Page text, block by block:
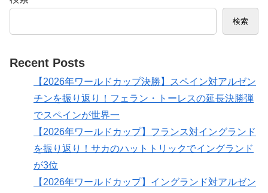
検索
Recent Posts
【2026年ワールドカップ決勝】スペイン対アルゼン
チンを振り返り！フェラン・トーレスの延長決勝弾
でスペインが世界一
【2026年ワールドカップ】フランス対イングランド
を振り返り！サカのハットトリックでイングランド
が3位
【2026年ワールドカップ】イングランド対アルゼン